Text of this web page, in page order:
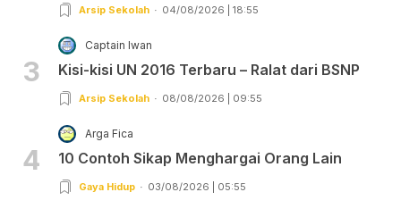
Arsip Sekolah 04/08/2026 | 18:55
3
Captain Iwan
Kisi-kisi UN 2016 Terbaru – Ralat dari BSNP
Arsip Sekolah 08/08/2026 | 09:55
4
Arga Fica
10 Contoh Sikap Menghargai Orang Lain
Gaya Hidup 03/08/2026 | 05:55